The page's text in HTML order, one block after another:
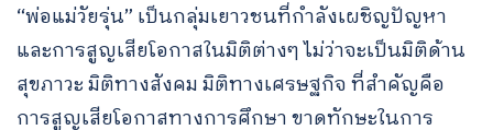
“พ่อแม่วัยรุ่น” เป็นกลุ่มเยาวชนที่กำลังเผชิญปัญหา
และการสูญเสียโอกาสในมิติต่างๆ ไม่ว่าจะเป็นมิติด้าน
สุขภาวะ มิติทางสังคม มิติทางเศรษฐกิจ ที่สำคัญคือ
การสูญเสียโอกาสทางการศึกษา ขาดทักษะในการ